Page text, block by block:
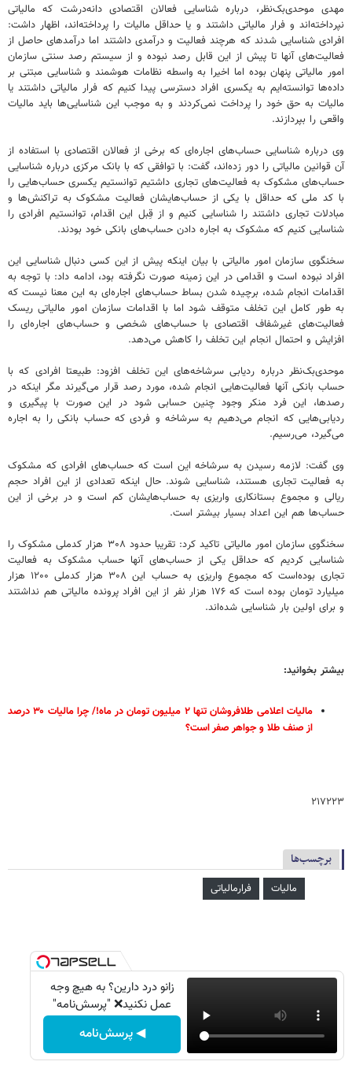
مهدی موحدی‌بک‌نظر، درباره شناسایی فعالان اقتصادی دانه‌درشت که مالیاتی
نپرداخته‌اند و فرار مالیاتی داشتند و یا حداقل مالیات را پرداخته‌اند، اظهار داشت:
افرادی شناسایی شدند که هرچند فعالیت و درآمدی داشتند اما درآمدهای حاصل از
فعالیت‌های آنها تا پیش از این قابل رصد نبوده و از سیستم رصد سنتی سازمان
امور مالیاتی پنهان بوده اما اخیرا به واسطه نظامات هوشمند و شناسایی مبتنی بر
داده‌ها توانسته‌ایم به یکسری افراد دسترسی پیدا کنیم که فرار مالیاتی داشتند یا
مالیات به حق خود را پرداخت نمی‌کردند و به موجب این شناسایی‌ها باید مالیات
واقعی را بپردازند.
وی درباره شناسایی حساب‌های اجاره‌ای که برخی از فعالان اقتصادی با استفاده از
آن قوانین مالیاتی را دور زده‌اند، گفت: با توافقی که با بانک مرکزی درباره شناسایی
حساب‌های مشکوک به فعالیت‌های تجاری داشتیم توانستیم یکسری حساب‌هایی را
با کد ملی که حداقل با یکی از حساب‌هایشان فعالیت مشکوک به تراکنش‌ها و
مبادلات تجاری داشتند را شناسایی کنیم و از قِبل این اقدام، توانستیم افرادی را
شناسایی کنیم که مشکوک به اجاره دادن حساب‌های بانکی خود بودند.
سخنگوی سازمان امور مالیاتی با بیان اینکه پیش از این کسی دنبال شناسایی این
افراد نبوده است و اقدامی در این زمینه صورت نگرفته بود، ادامه داد: با توجه به
اقدامات انجام شده،‌ برچیده شدن بساط حساب‌های اجاره‌ای به این معنا نیست که
به طور کامل این تخلف متوقف شود اما با اقدامات سازمان امور مالیاتی ریسک
فعالیت‌های غیرشفاف اقتصادی با حساب‌های شخصی و حساب‌های اجاره‌ای را
افزایش و احتمال انجام این تخلف را کاهش می‌دهد.
موحدی‌بک‌نظر درباره ردیابی سرشاخه‌های این تخلف افزود: طبیعتا افرادی که با
حساب بانکی‌ آنها فعالیت‌هایی انجام شده، مورد رصد قرار می‌گیرند مگر اینکه در
رصدها، این فرد منکر وجود چنین حسابی شود در این صورت با پیگیری و
ردیابی‌هایی که انجام می‌دهیم به سرشاخه و فردی که حساب بانکی را به اجاره
می‌گیرد، می‌رسیم.
وی گفت: لازمه رسیدن به سرشاخه این است که حساب‌های افرادی که مشکوک
به فعالیت تجاری هستند، شناسایی شوند. حال اینکه تعدادی از این افراد حجم
ریالی و مجموع بستانکاری واریزی به حساب‌هایشان کم است و در برخی از این
حساب‌ها هم این اعداد بسیار بیشتر است.
سخنگوی سازمان امور مالیاتی تاکید کرد: تقریبا حدود ۳۰۸ هزار کدملی مشکوک را
شناسایی کردیم که حداقل یکی از حساب‌های آنها حساب مشکوک به فعالیت
تجاری بوده‌است که مجموع واریزی به حساب این ۳۰۸ هزار کدملی ۱۲۰۰ هزار
میلیارد تومان بوده‌ است که ۱۷۶ هزار نفر از این افراد پرونده مالیاتی هم نداشتند
و برای اولین بار شناسایی شده‌اند.
بیشتر بخوانید:
مالیات اعلامی طلافروشان تنها ۲ میلیون تومان در ماه!/ چرا مالیات ۳۰ درصد
از صنف طلا و جواهر صفر است؟
۲۱۷۲۲۳
برچسب‌ها
مالیات فرارمالیاتی
زانو درد دارین؟ به هیچ وجه
عمل نکنید❌ "پرسش‌نامه"
◀ پرسش‌نامه